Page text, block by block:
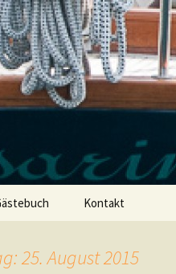
Kontakt
25. August 2015